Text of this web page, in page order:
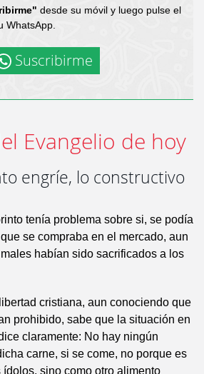
desde su móvil y luego pulse el
WhatsApp.
Suscribirme
Evangelio de hoy
engríe, lo constructivo
tenía problema sobre si, se podía
se compraba en el mercado, aun
habían sido sacrificados a los
cristiana, aun conociendo que
prohibido, sabe que la situación en
claramente: No hay ningún
carne, si se come, no porque es
sino como otro alimento